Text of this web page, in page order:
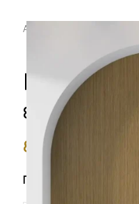
Αρχική σελίδα
Πάνελ
εσωτερικό
80.00
ΠΆΧΟΣ ΠΆΝΕΛ